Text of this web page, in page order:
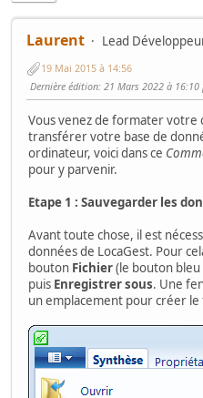
Laurent Lead
19 Mai 2015 à 14:56
Dernière édition: 21 Mars 2022 à
Vous venez de formater votre
transférer votre base de
ordinateur, voici dans ce
pour y parvenir.
Etape 1 : Sauvegarder les
Avant toute chose, il est
données de LocaGest. Pour
bouton Fichier(le bouton
puis Enregistrer sous. Une
un emplacement pour créer